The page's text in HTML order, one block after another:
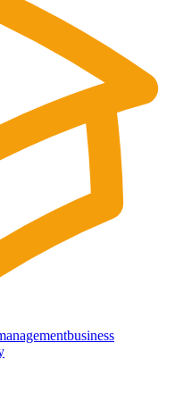
business